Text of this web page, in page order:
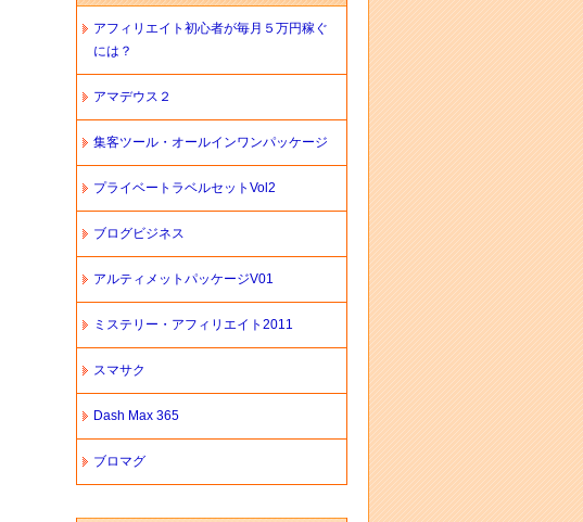
アフィリエイト初心者が毎月５万円稼ぐ
には？
アマデウス２
集客ツール・オールインワンパッケージ
プライベートラベルセットVol2
ブログビジネス
アルティメットパッケージV01
ミステリー・アフィリエイト2011
スマサク
Dash Max 365
ブロマグ